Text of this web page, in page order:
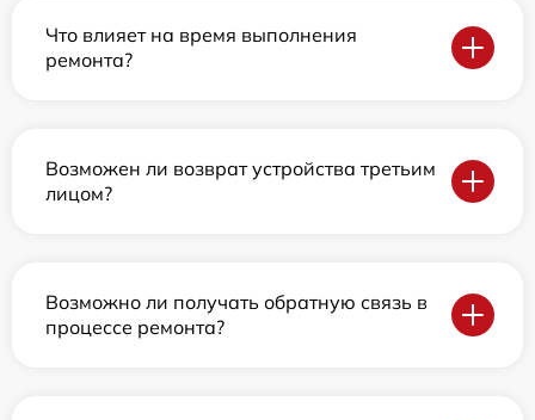
Что влияет на время выполнения
ремонта?
Возможен ли возврат устройства третьим
лицом?
Возможно ли получать обратную связь в
процессе ремонта?